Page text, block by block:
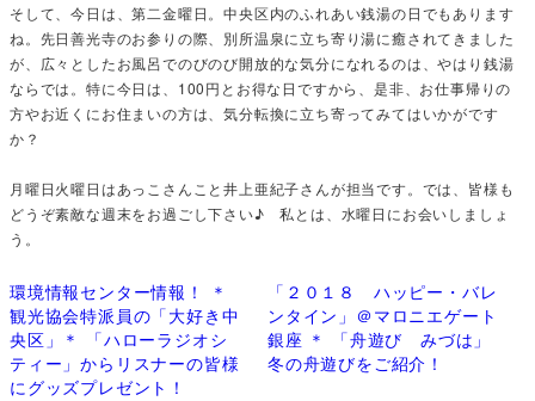
そして、今日は、第二金曜日。中央区内のふれあい銭湯の日でもあります
ね。先日善光寺のお参りの際、別所温泉に立ち寄り湯に癒されてきました
が、広々としたお風呂でのびのび開放的な気分になれるのは、やはり銭湯
ならでは。特に今日は、100円とお得な日ですから、是非、お仕事帰りの
方やお近くにお住まいの方は、気分転換に立ち寄ってみてはいかがです
か？
月曜日火曜日はあっこさんこと井上亜紀子さんが担当です。では、皆様も
どうぞ素敵な週末をお過ごし下さい♪ 私とは、水曜日にお会いしましょ
う。
環境情報センター情報！ ＊
観光協会特派員の「大好き中
央区」＊ 「ハローラジオシ
ティー」からリスナーの皆様
にグッズプレゼント！
「２０１８ ハッピー・バレ
ンタイン」＠マロニエゲート
銀座 ＊ 「舟遊び みづは」
冬の舟遊びをご紹介！